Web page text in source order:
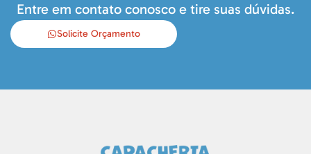
Entre em contato conosco e tire suas dúvidas.
Solicite Orçamento